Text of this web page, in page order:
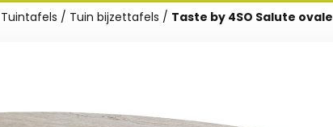
e
k
Tuintafels / Tuin bijzettafels / Taste by 4SO Salute